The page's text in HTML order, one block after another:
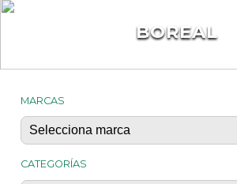
BOREAL
MARCAS
CATEGORÍAS